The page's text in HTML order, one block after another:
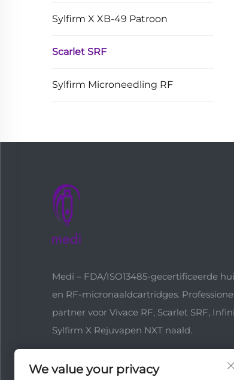
Sylfirm X XB-49 Patroon
Scarlet SRF
Sylfirm Microneedling RF
Medi – FDA/ISO13485-gecertificeerde
en RF-micronaaldcartridges.
partner voor Vivace RF, Scarlet SRF,
Sylfirm X Rejuvapen NXT naald.
We value your privacy